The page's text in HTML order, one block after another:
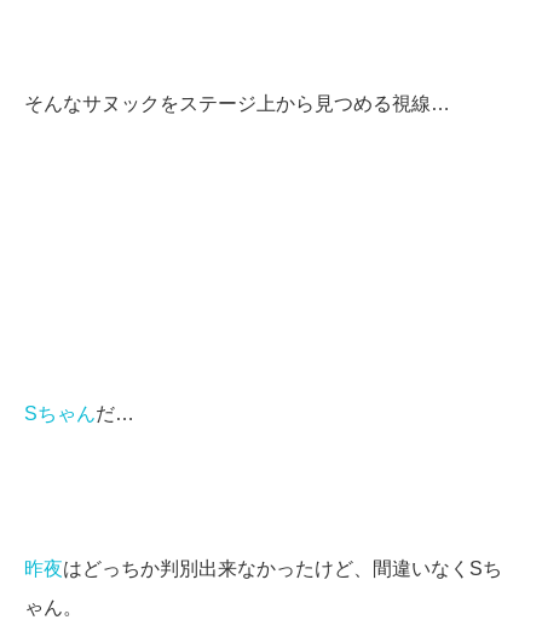
そんなサヌックをステージ上から見つめる視線…
Sちゃんだ…
昨夜はどっちか判別出来なかったけど、間違いなくSち
ゃん。